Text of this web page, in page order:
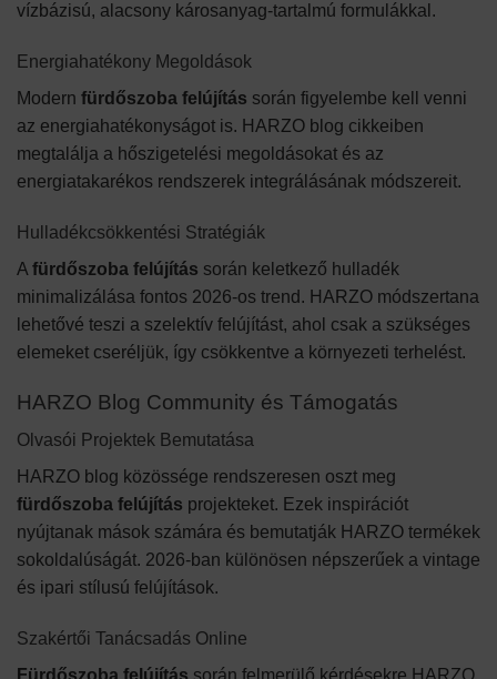
vízbázisú, alacsony károsanyag-tartalmú formulákkal.
Energiahatékony Megoldások
Modern fürdőszoba felújítás során figyelembe kell venni
az energiahatékonyságot is. HARZO blog cikkeiben
megtalálja a hőszigetelési megoldásokat és az
energiatakarékos rendszerek integrálásának módszereit.
Hulladékcsökkentési Stratégiák
A fürdőszoba felújítás során keletkező hulladék
minimalizálása fontos 2026-os trend. HARZO módszertana
lehetővé teszi a szelektív felújítást, ahol csak a szükséges
elemeket cseréljük, így csökkentve a környezeti terhelést.
HARZO Blog Community és Támogatás
Olvasói Projektek Bemutatása
HARZO blog közössége rendszeresen oszt meg
fürdőszoba felújítás projekteket. Ezek inspirációt
nyújtanak mások számára és bemutatják HARZO termékek
sokoldalúságát. 2026-ban különösen népszerűek a vintage
és ipari stílusú felújítások.
Szakértői Tanácsadás Online
Fürdőszoba felújítás során felmerülő kérdésekre HARZO